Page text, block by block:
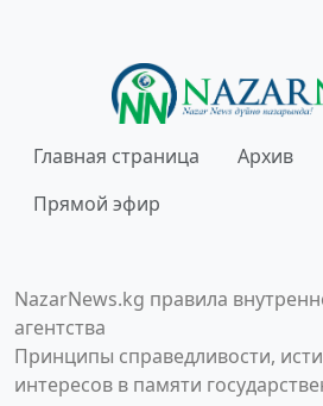
Главная страница Архив
Прямой эфир
NazarNews.kg правила
агентства
Принципы справедливости,
интересов в памяти